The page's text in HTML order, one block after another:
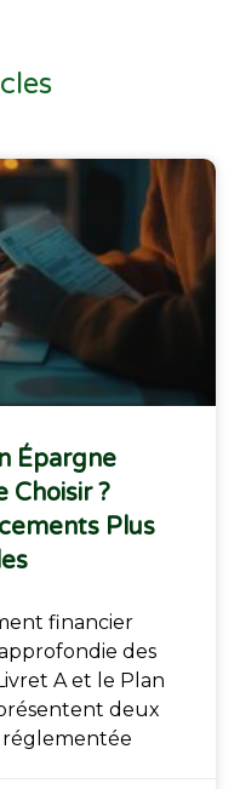
Épargne
Choisir ?
Plus
financier
des
A et le Plan
deux